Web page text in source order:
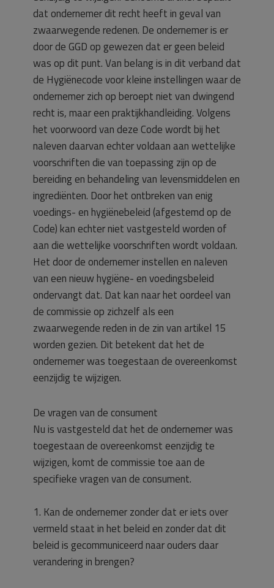
dat ondernemer dit recht heeft in geval van
zwaarwegende redenen. De ondernemer is er
door de GGD op gewezen dat er geen beleid
was op dit punt. Van belang is in dit verband dat
de Hygiënecode voor kleine instellingen waar de
ondernemer zich op beroept niet van dwingend
recht is, maar een praktijkhandleiding. Volgens
het voorwoord van deze Code wordt bij het
naleven daarvan echter voldaan aan wettelijke
voorschriften die van toepassing zijn op de
bereiding en behandeling van levensmiddelen en
ingrediënten. Door het ontbreken van enig
voedings- en hygiënebeleid (afgestemd op de
Code) kan echter niet vastgesteld worden of
aan die wettelijke voorschriften wordt voldaan.
Het door de ondernemer instellen en naleven
van een nieuw hygiëne- en voedingsbeleid
ondervangt dat. Dat kan naar het oordeel van
de commissie op zichzelf als een
zwaarwegende reden in de zin van artikel 15
worden gezien. Dit betekent dat het de
ondernemer was toegestaan de overeenkomst
eenzijdig te wijzigen.
De vragen van de consument
Nu is vastgesteld dat het de ondernemer was
toegestaan de overeenkomst eenzijdig te
wijzigen, komt de commissie toe aan de
specifieke vragen van de consument.
1. Kan de ondernemer zonder dat er iets over
vermeld staat in het beleid en zonder dat dit
beleid is gecommuniceerd naar ouders daar
verandering in brengen?